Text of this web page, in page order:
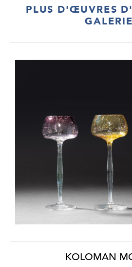
PLUS D'ŒUVRES
GALERIE
KOLOMAN